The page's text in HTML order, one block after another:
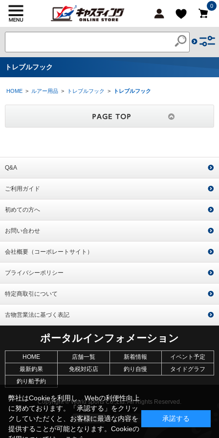
0
トレブルフック
HOME > ルアー用品 > トレブルフック > トレブルフック
Q&A
ご利用ガイド
初めての方へ
お問い合わせ
会社概要（コーポレートサイト）
プライバシーポリシー
特定商取引について
古物営業法に基づく表記
ポータルインフォメーション
HOME 店舗一覧 新着情報
イベント予定
最新釣果
免税対応店 釣り自慢
タイドグラフ
釣り船予約
Copyright © World sports Co.,Ltd. All Rights Reserved.
弊社はCookieを利用し、Webの利便性向上
に努めております。「承認する」をクリッ
クしていただくと、お客様に最適な内容を
提供することが可能となります。Cookieの
承諾する